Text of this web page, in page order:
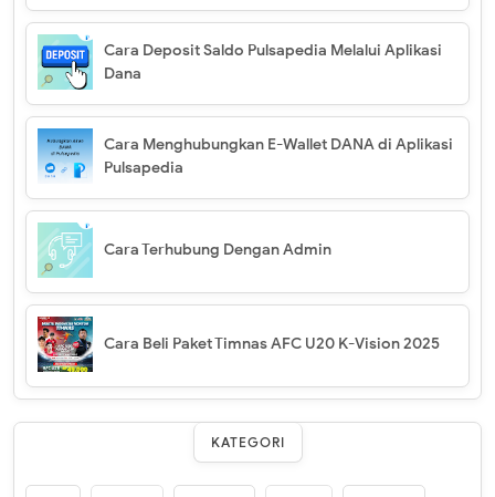
Cara Deposit Saldo Pulsapedia Melalui Aplikasi
Dana
Cara Menghubungkan E-Wallet DANA di Aplikasi
Pulsapedia
Cara Terhubung Dengan Admin
Cara Beli Paket Timnas AFC U20 K-Vision 2025
KATEGORI